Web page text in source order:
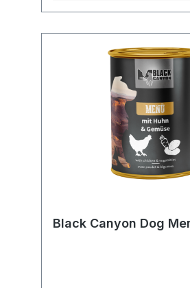
Black Canyon Dog